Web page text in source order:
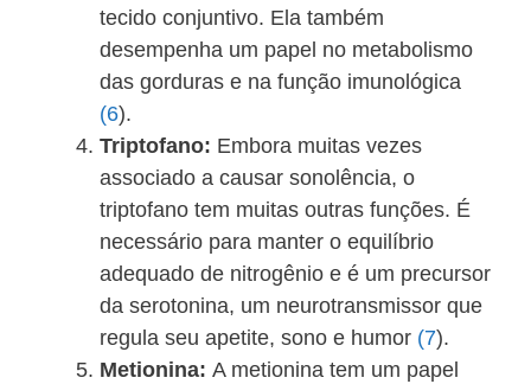
tecido conjuntivo. Ela também
desempenha um papel no metabolismo
das gorduras e na função imunológica
(6).
Triptofano: Embora muitas vezes
associado a causar sonolência, o
triptofano tem muitas outras funções. É
necessário para manter o equilíbrio
adequado de nitrogênio e é um precursor
da serotonina, um neurotransmissor que
regula seu apetite, sono e humor (7).
Metionina: A metionina tem um papel